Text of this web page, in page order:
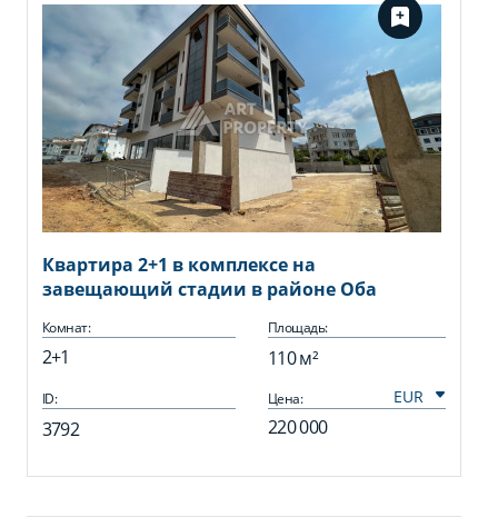
Квартира 2+1 в комплексе на
завещающий стадии в районе Оба
Комнат:
2+1
Площадь:
110 м²
ID:
3792
Цена:
220 000